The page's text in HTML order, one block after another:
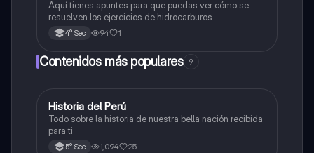
Aquí tienes apuntes para que puedas ver cómo se
resuelven los ejercicios de hidrocarburos
4° Sec 94 1
Contenidos más populares 9
Ciencias Sociales
Historia del Perú
Todo sobre la historia de nuestra bella nación recibida
para ti
5° Sec 1,094 25